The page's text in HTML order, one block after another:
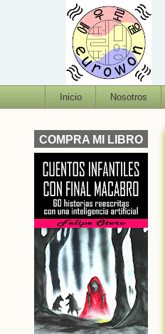
Inicio Nosotros
COMPRA MI LIBRO